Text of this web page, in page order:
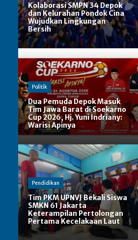
Kolaborasi SMPN 34 Depok
dan Kelurahan Pondok Cina
Wujudkan Lingkungan
Bersih
Politik
Dua Pemuda Depok Masuk
Tim Jawa Barat di Soekarno
Cup 2026, Hj. Yuni Indriany:
Warisi Apinya
Pendidikan
Tim PKM UPNVJ Bekali Siswa
SMKN 61 Jakarta
Keterampilan Pertolongan
Pertama Kecelakaan Laut